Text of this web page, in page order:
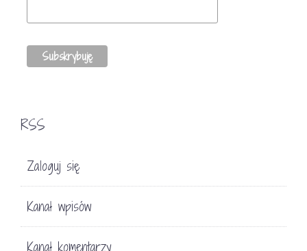
RSS
Zaloguj się
Kanał wpisów
Kanał komentarzy